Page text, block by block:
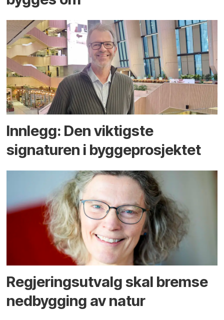
Innlegg: Den viktigste
signaturen i bygge­­prosjektet
Regjerings­utvalg skal bremse
ned­bygging av natur